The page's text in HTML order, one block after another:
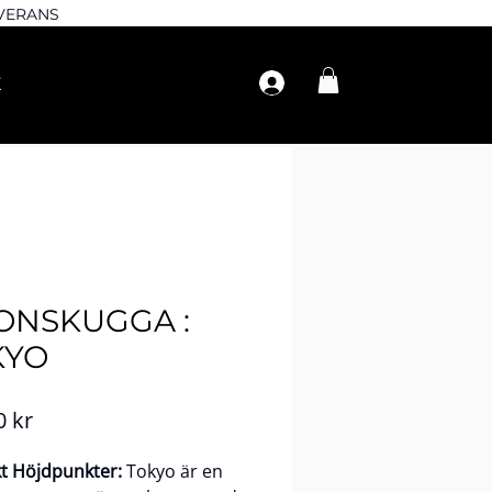
:
krPris
Höjdpunkter:Tokyo är en